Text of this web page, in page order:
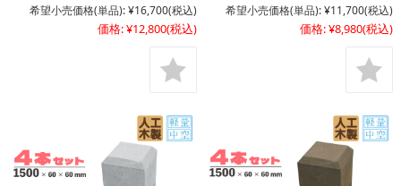
希望小売価格(単品):¥16,700(税込)
価格:¥12,800(税込)
希望小売価格(単品):¥11,700(税込)
価格:¥8,980(税込)